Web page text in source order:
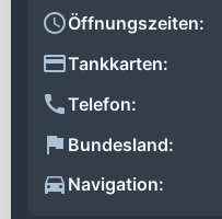
Öffnungszeiten:
Tankkarten:
Telefon:
Bundesland:
Navigation: